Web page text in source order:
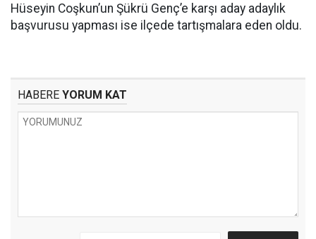
Hüseyin Coşkun’un Şükrü Genç’e karşı aday adaylık
başvurusu yapması ise ilçede tartışmalara eden oldu.
HABERE YORUM KAT